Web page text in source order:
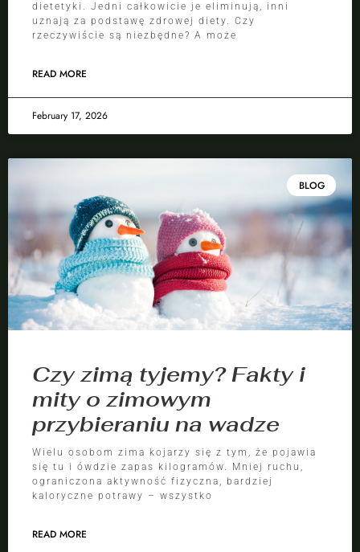
dietetyki. Jedni całkowicie je eliminują, inni
uznają za podstawę zdrowej diety. Czy
rzeczywiście są niezbędne? A może
READ MORE
February 17, 2026
BLOG
Czy zimą tyjemy? Fakty i
mity o zimowym
przybieraniu na wadze
Wielu osobom zima kojarzy się z tym, że pojawia
się tu i ówdzie zapas kilogramów. Mniej ruchu,
ograniczona aktywność fizyczna, bardziej
kaloryczne potrawy – wszystko
READ MORE